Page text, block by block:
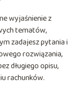
wyjaśnienie z
tematów,
zadajesz pytania i
rozwiązania,
długiego opisu,
rachunków.